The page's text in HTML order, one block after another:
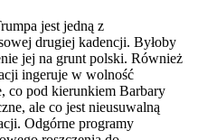
jest jedną z
drugiej kadencji. Byłoby
jej na grunt polski. Również
ingeruje w wolność
co pod kierunkiem Barbary
ale co jest nieusuwalną
Odgórne programy